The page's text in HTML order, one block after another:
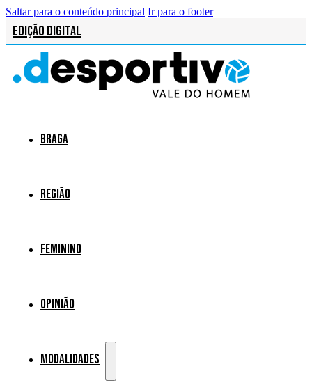
Saltar para o conteúdo principal Ir para o footer
Edição Digital
Braga
Região
Feminino
Opinião
Modalidades